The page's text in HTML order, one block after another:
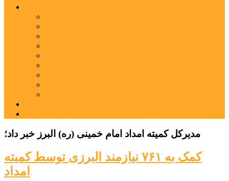
مدیرکل کمیته امداد امام خمینی (ره) البرز خبر داد؛
کمک به ۷۶۱ نیازمند البرزی توسط کمیته
امداد